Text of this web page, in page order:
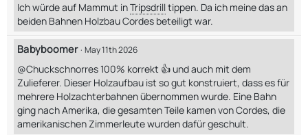
Ich würde auf Mammut inTripsdrilltippen. Da ich meine das an
beiden Bahnen Holzbau Cordes beteiligt war.
Babyboomer May 11th 2026
@Chuckschnorres 100% korrekt 👍 und auch mit dem
Zulieferer. Dieser Holzaufbau ist so gut konstruiert, dass es für
mehrere Holzachterbahnen übernommen wurde. Eine Bahn
ging nach Amerika, die gesamten Teile kamen von Cordes, die
amerikanischen Zimmerleute wurden dafür geschult.